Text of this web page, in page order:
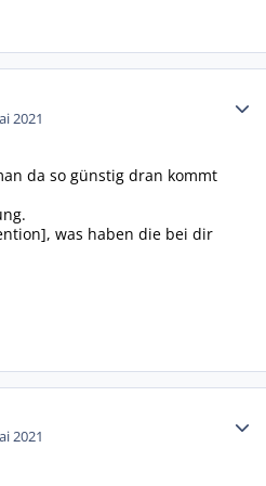
2021
da so günstig dran kommt
was haben die bei dir
2021